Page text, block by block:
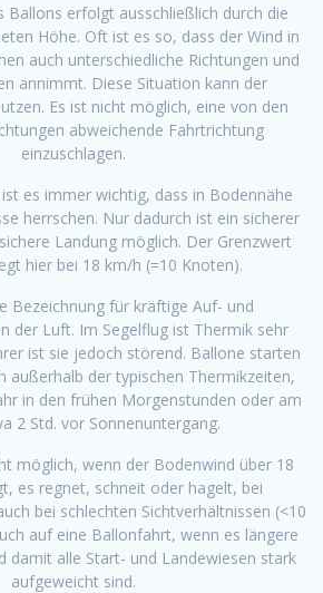
Ballons erfolgt ausschließlich durch die
Höhe. Oft ist es so, dass der Wind in
auch unterschiedliche Richtungen und
annimmt. Diese Situation kann der
Es ist nicht möglich, eine von den
abweichende Fahrtrichtung
einzuschlagen.
es immer wichtig, dass in Bodennähe
herrschen. Nur dadurch ist ein sicherer
Landung möglich. Der Grenzwert
hier bei 18 km/h (=10 Knoten).
Bezeichnung für kräftige Auf- und
der Luft. Im Segelflug ist Thermik sehr
ist sie jedoch störend. Ballone starten
außerhalb der typischen Thermikzeiten,
in den frühen Morgenstunden oder am
2 Std. vor Sonnenuntergang.
möglich, wenn der Bodenwind über 18
es regnet, schneit oder hagelt, bei
bei schlechten Sichtverhältnissen (<10
auf eine Ballonfahrt, wenn es längere
damit alle Start- und Landewiesen stark
aufgeweicht sind.